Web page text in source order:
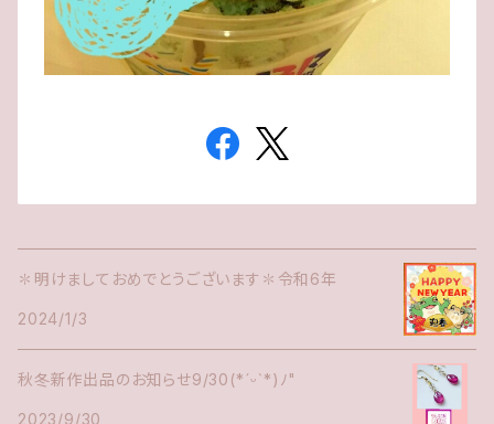
✽明けましておめでとうございます✽令和6年
2024/1/3
秋冬新作出品のお知らせ9/30(*ˊᵕˋ*)ﾉ"
2023/9/30